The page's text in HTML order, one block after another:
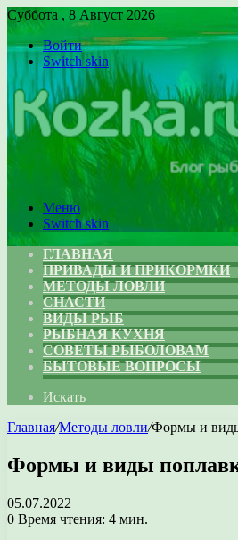
Суббота , 8 Август 2026
Войти
Switch skin
Меню
Switch skin
ГЛАВНАЯ
ПРИВАДЫ И ПРИКОРМКИ
МЕТОДЫ ЛОВЛИ
СНАСТИ
ВИДЫ РЫБ
РЫБНАЯ КУХНЯ
СОВЕТЫ РЫБОЛОВАМ
БЫТОВЫЕ ВОПРОСЫ
Искать
Главная/Методы ловли/Формы и
Формы и виды
05.07.2022
0 Время чтения: 4 мин.